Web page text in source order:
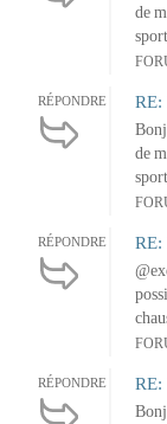
de
RÉPONDRE
de
RÉPONDRE RE:
RÉPONDRE RE: